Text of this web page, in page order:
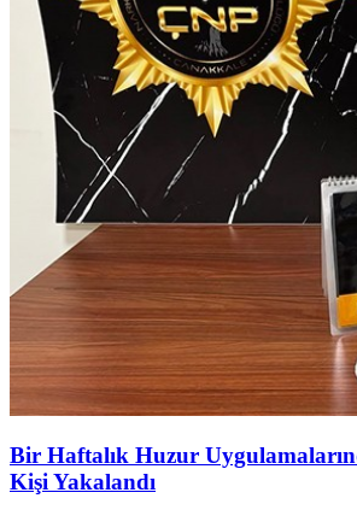
Bir Haftalık Huzur
Kişi Yakalandı